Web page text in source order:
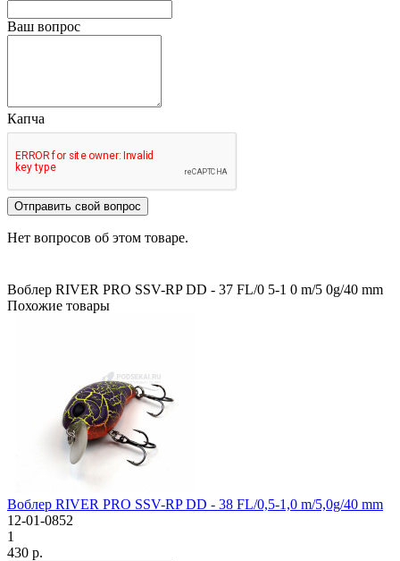
Ваш вопрос
Капча
Отправить свой вопрос
Нет вопросов об этом товаре.
Воблер RIVER PRO SSV-RP DD - 37 FL/0 5-1 0 m/5 0g/40 mm
Похожие товары
Воблер RIVER PRO SSV-RP DD - 38 FL/0,5-1,0 m/5,0g/40 mm
12-01-0852
1
430 р.